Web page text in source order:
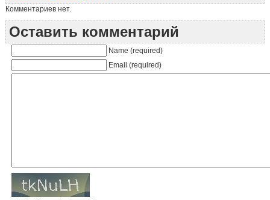
Комментариев нет.
Оставить комментарий
Name (required)
Email (required)